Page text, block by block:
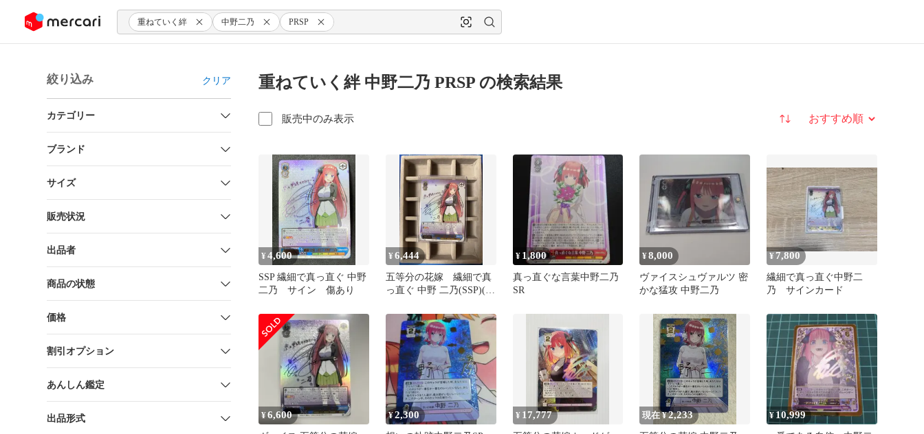
ツにスキップ 重ねていく絆 中野二乃 PRSP
絞り込み クリア
カテゴリー
ブランド
サイズ
販売状況
出品者
商品の状態
価格
割引オプション
あんしん鑑定
出品形式
重ねていく絆 中野二乃 PRSP の検索結果
販売中のみ表示 並び替え
¥4,600
SSP 繊細で真っ直ぐ 中野
二乃 サイン 傷あり
¥6,444
五等分の花嫁 繊細で真
っ直ぐ 中野 二乃(SSP)(紫
品
¥ 1,800
真っ直ぐな言葉中野二乃
SR
¥8,000
ヴァイスシュヴァルツ 密
かな猛攻 中野二乃
¥ 7,800
繊細で真っ直ぐ中野二
乃 サインカード
¥6,600 ¥2,300 ¥ 17,777 現在 ¥2,233 ¥ 10,999